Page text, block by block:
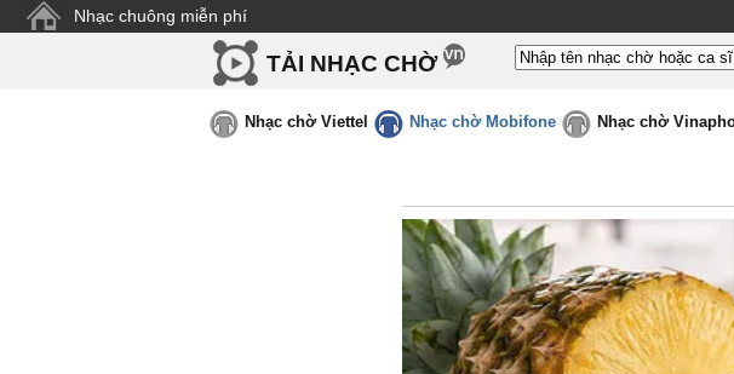
Nhạc chuông miễn phí
TẢI NHẠC CHỜ
Nhạc chờ Viettel Nhạc chờ Mobifone Nhạc chờ